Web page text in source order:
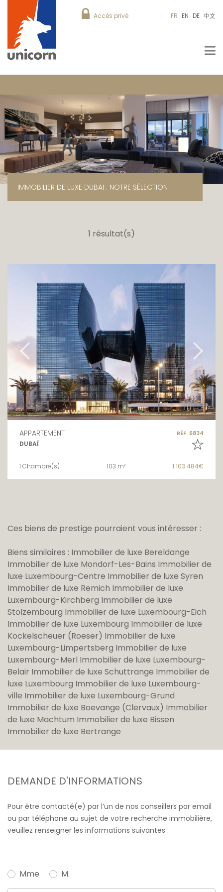
Accès privé FR EN DE 中文
IMMOBILIER DE LUXE DUBAI : NOTRE SÉLECTION
1 résultat(s)
APPARTEMENT RÉF. 6834
DUBAÏ
1 Chambre(s) 103 m² 1 103 484€
Ces biens de prestige pourraient vous intéresser :
Biens similaires : Immobilier de luxe Bereldange
Immobilier de luxe Mondorf-Les-Bains Immobilier de
luxe Luxembourg-Centre Immobilier de luxe Syren
Immobilier de luxe Remich Immobilier de luxe
Luxembourg-Kirchberg Immobilier de luxe
Stolzembourg Immobilier de luxe Luxembourg-Eich
Immobilier de luxe Luxembourg Immobilier de luxe
Kockelscheuer (Roeser) Immobilier de luxe
Luxembourg-Limpertsberg Immobilier de luxe
Luxembourg-Merl Immobilier de luxe Luxembourg-
Belair Immobilier de luxe Schuttrange Immobilier de
luxe Luxembourg Immobilier de luxe Luxembourg-
ville Immobilier de luxe Luxembourg-Grund
Immobilier de luxe Boevange (Clervaux) Immobilier
de luxe Machtum Immobilier de luxe Bissen
Immobilier de luxe Bertrange
DEMANDE D'INFORMATIONS
Pour être contacté(e) par l’un de nos conseillers par email
ou par téléphone au sujet de votre recherche immobilière,
veuillez renseigner les informations suivantes :
Mme M.